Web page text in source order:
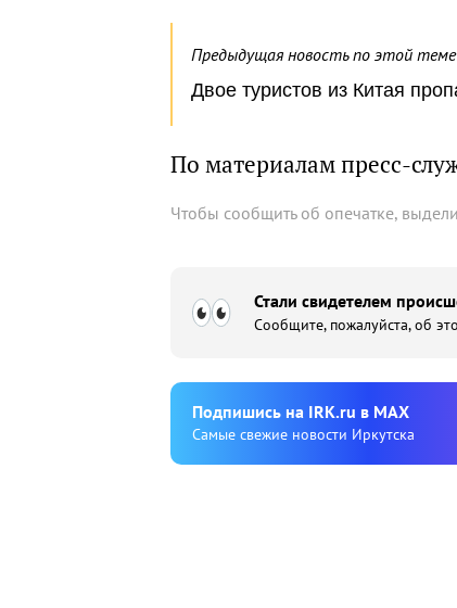
Предыдущая новость по этой
Двое туристов из Китая
По материалам пресс-
Чтобы сообщить об опечатке,
Стали свидетелем
Сообщите, пожалуйста, об
Подпишиcь на IRK.ru в MAX
Cамые свежие новости Иркутска